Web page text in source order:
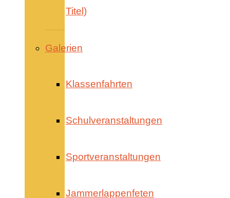
Titel)
Galerien
Klassenfahrten
Schulveranstaltungen
Sportveranstaltungen
Jammerlappenfeten